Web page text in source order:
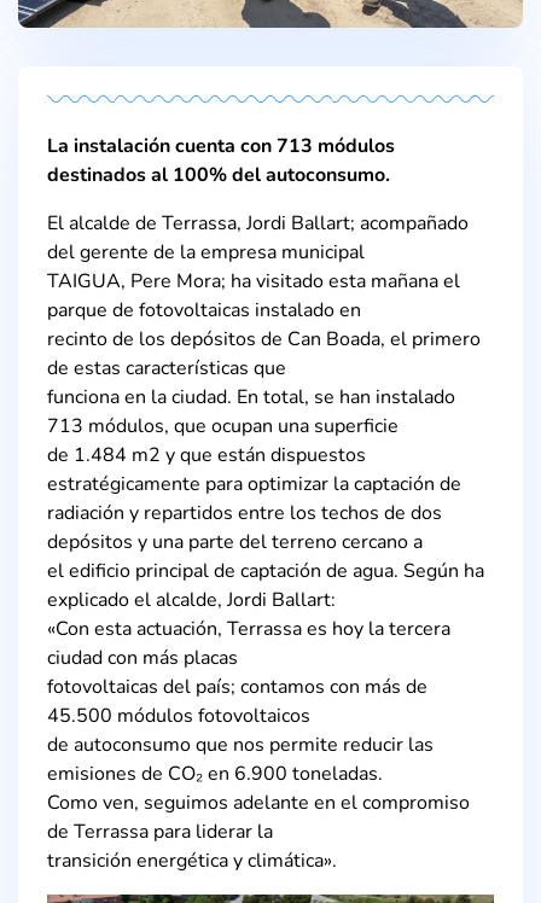
La instalación cuenta con 713 módulos
destinados al 100% del autoconsumo.
El alcalde de Terrassa, Jordi Ballart; acompañado
del gerente de la empresa municipal
TAIGUA, Pere Mora; ha visitado esta mañana el
parque de fotovoltaicas instalado en
recinto de los depósitos de Can Boada, el primero
de estas características que
funciona en la ciudad. En total, se han instalado
713 módulos, que ocupan una superficie
de 1.484 m2 y que están dispuestos
estratégicamente para optimizar la captación de
radiación y repartidos entre los techos de dos
depósitos y una parte del terreno cercano a
el edificio principal de captación de agua. Según ha
explicado el alcalde, Jordi Ballart:
«Con esta actuación, Terrassa es hoy la tercera
ciudad con más placas
fotovoltaicas del país; contamos con más de
45.500 módulos fotovoltaicos
de autoconsumo que nos permite reducir las
emisiones de CO₂ en 6.900 toneladas.
Como ven, seguimos adelante en el compromiso
de Terrassa para liderar la
transición energética y climática».